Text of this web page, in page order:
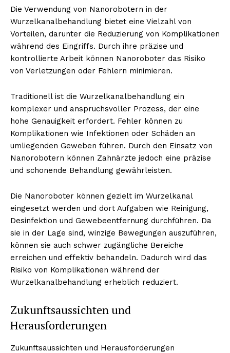
Die Verwendung von Nanorobotern in der
Wurzelkanalbehandlung bietet eine Vielzahl von
Vorteilen, darunter die Reduzierung von Komplikationen
während des Eingriffs. Durch ihre präzise und
kontrollierte Arbeit können Nanoroboter das Risiko
von Verletzungen oder Fehlern minimieren.
Traditionell ist die Wurzelkanalbehandlung ein
komplexer und anspruchsvoller Prozess, der eine
hohe Genauigkeit erfordert. Fehler können zu
Komplikationen wie Infektionen oder Schäden an
umliegenden Geweben führen. Durch den Einsatz von
Nanorobotern können Zahnärzte jedoch eine präzise
und schonende Behandlung gewährleisten.
Die Nanoroboter können gezielt im Wurzelkanal
eingesetzt werden und dort Aufgaben wie Reinigung,
Desinfektion und Gewebeentfernung durchführen. Da
sie in der Lage sind, winzige Bewegungen auszuführen,
können sie auch schwer zugängliche Bereiche
erreichen und effektiv behandeln. Dadurch wird das
Risiko von Komplikationen während der
Wurzelkanalbehandlung erheblich reduziert.
Zukunftsaussichten und
Herausforderungen
Zukunftsaussichten und Herausforderungen